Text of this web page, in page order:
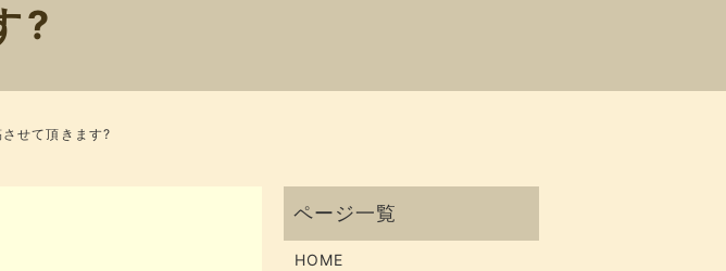
?
せて頂きます?
HOME